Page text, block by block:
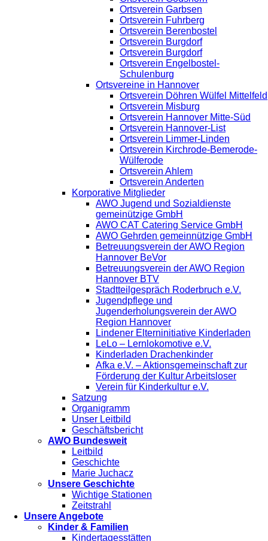
Ortsverein Garbsen
Ortsverein Fuhrberg
Ortsverein Berenbostel
Ortsverein Burgdorf
Ortsverein Burgdorf
Ortsverein Engelbostel-
Schulenburg
Ortsvereine in Hannover
Ortsverein Döhren Wülfel Mittelfeld
Ortsverein Misburg
Ortsverein Hannover Mitte-Süd
Ortsverein Hannover-List
Ortsverein Limmer-Linden
Ortsverein Kirchrode-Bemerode-
Wülferode
Ortsverein Ahlem
Ortsverein Anderten
Korporative Mitglieder
AWO Jugend und Sozialdienste
gemeinützige GmbH
AWO CAT Catering Service GmbH
AWO Gehrden gemeinnützige GmbH
Betreuungsverein der AWO Region
Hannover BeVor
Betreuungsverein der AWO Region
Hannover BTV
Stadtteilgespräch Roderbruch e.V.
Jugendpflege und
Jugenderholungsverein der AWO
Region Hannover
Lindener Elterninitiative Kinderladen
LeLo – Lernlokomotive e.V.
Kinderladen Drachenkinder
Afka e.V. – Aktionsgemeinschaft zur
Förderung der Kultur Arbeitsloser
Verein für Kinderkultur e.V.
Satzung
Organigramm
Unser Leitbild
Geschäftsbericht
AWO Bundesweit
Leitbild
Geschichte
Marie Juchacz
Unsere Geschichte
Wichtige Stationen
Zeitstrahl
Unsere Angebote
Kinder & Familien
Kindertagesstätten